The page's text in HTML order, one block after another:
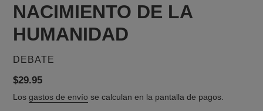
NACIMIENTO DE LA
HUMANIDAD
PROVEEDOR
DEBATE
Precio
habitual
$29.95
Los gastos de envío se calculan en la pantalla de pagos.